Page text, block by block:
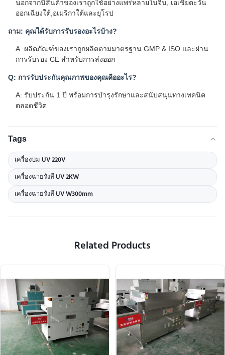
นอกจากนี้สินค้าของเราถูกใช้อย่างแพร่หลายในจีน, เอเชียตะวัน
ออกเฉียงใต้,อเมริกาใต้และยุโรป
ถาม: คุณได้รับการรับรองอะไรบ้าง?
A: ผลิตภัณฑ์ของเราถูกผลิตตามมาตรฐาน GMP & ISO และผ่าน
การรับรอง CE สําหรับการส่งออก
Q: การรับประกันคุณภาพของคุณคืออะไร?
A: รับประกัน 1 ปี พร้อมการบํารุงรักษาและสนับสนุนทางเทคนิค
ตลอดชีวิต
Tags
เครื่องบ่ม UV 220V
เครื่องฉายรังสี UV 2KW
เครื่องฉายรังสี UV W300mm
Related Products